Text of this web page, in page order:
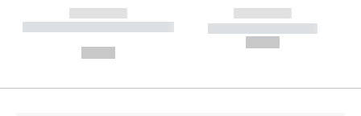
------------
----------- ----------- --------
------------
----------- -----------